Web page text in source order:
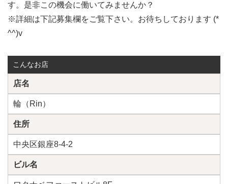
す。是非この機会に働いてみませんか？
※詳細は下記募集欄をご覧下さい。お待ちしております (*
^^)v
こんなお店
店名
輪（Rin）
住所
中央区銀座8-4-2
ビル名